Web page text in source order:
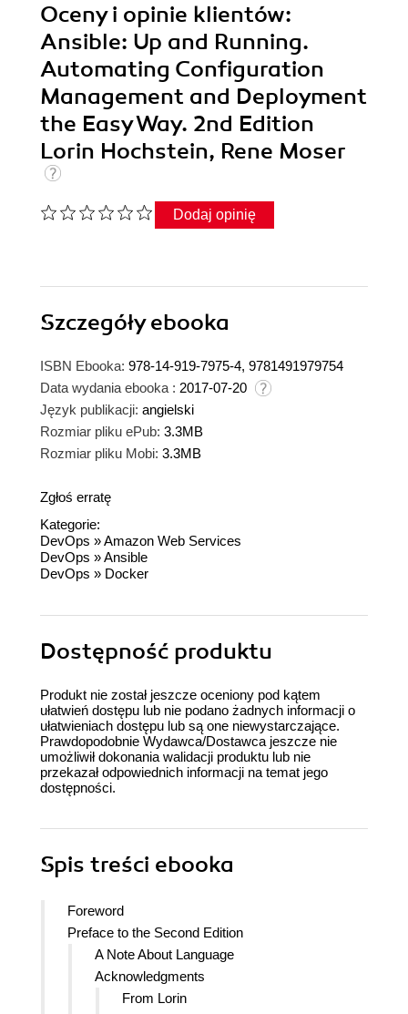
Oceny i opinie klientów:
Ansible: Up and Running.
Automating Configuration
Management and Deployment
the Easy Way. 2nd Edition
Lorin Hochstein, Rene Moser
Dodaj opinię
Szczegółyebooka
ISBN Ebooka: 978-14-919-7975-4, 9781491979754
Data wydania ebooka : 2017-07-20
Język publikacji: angielski
Rozmiar pliku ePub: 3.3MB
Rozmiar pliku Mobi: 3.3MB
Zgłoś erratę
Kategorie:
DevOps »Amazon Web Services
DevOps »Ansible
DevOps » Docker
Dostępność produktu
Produkt nie został jeszcze oceniony pod kątem
ułatwień dostępu lub nie podano żadnych informacji o
ułatwieniach dostępu lub są one niewystarczające.
Prawdopodobnie Wydawca/Dostawca jeszcze nie
umożliwił dokonania walidacji produktu lub nie
przekazał odpowiednich informacji na temat jego
dostępności.
Spis treści ebooka
Foreword
Preface to the Second Edition
A Note About Language
Acknowledgments
From Lorin